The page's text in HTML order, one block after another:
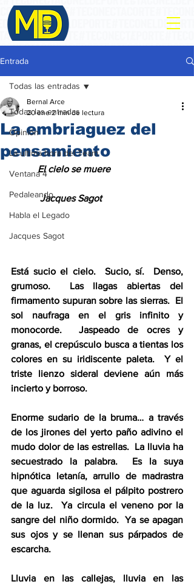
Entrada
Todas las entradas
Opinión
La ultima hora del Team
Ventana 4
Pedaleando
Habla el Legado
Jacques Sagot
Todas las entradas
La embriaguez del
pensamiento
Bernal Arce
20 ene 2 min de lectura
           El cielo se muere
            Jacques Sagot
Está sucio el cielo.  Sucio, sí.  Denso,
grumoso.  Las llagas abiertas del
firmamento supuran sobre las sierras.  El
sol naufraga en el gris infinito y
monocorde.  Jaspeado de ocres y
granas, el crepúsculo busca a tientas los
colores en su iridiscente paleta.  Y el
triste lienzo sideral deviene aún más
incierto y borroso.
Enorme sudario de la bruma… a través
de los jirones del yerto paño adivino el
mudo dolor de las estrellas.  La lluvia ha
secuestrado la palabra.  Es la suya
hipnótica letanía, arrullo de madrastra
que aguarda sigilosa el pálpito postrero
de la luz.  Ya circula el veneno por la
sangre del niño dormido.  Ya se apagan
sus ojos y se llenan sus párpados de
escarcha.
Lluvia en las callejas, lluvia en las